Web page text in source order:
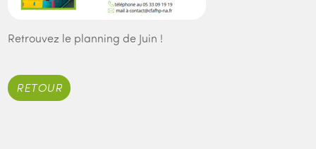
Retrouvez le planning de Juin !
RETOUR